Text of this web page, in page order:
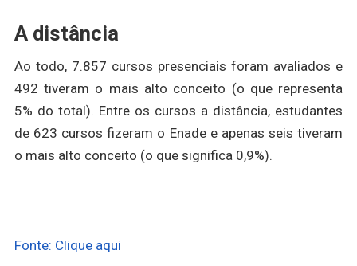
A distância
Ao todo, 7.857 cursos presenciais foram avaliados e
492 tiveram o mais alto conceito (o que representa
5% do total). Entre os cursos a distância, estudantes
de 623 cursos fizeram o Enade e apenas seis tiveram
o mais alto conceito (o que significa 0,9%).
Fonte: Clique aqui